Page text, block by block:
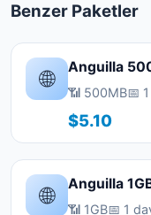
Benzer Paketler
🌐 Anguilla
📶 500MB📅
$5.10
🌐 Anguilla
📶 1GB📅 1